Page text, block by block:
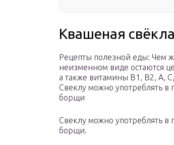
Квашеная
Рецепты полезной еды: Чем
неизменном виде остаются
а также витамины В1, В2, А,
Свеклу можно употреблять
борщи
Свеклу можно употреблять
борщи.